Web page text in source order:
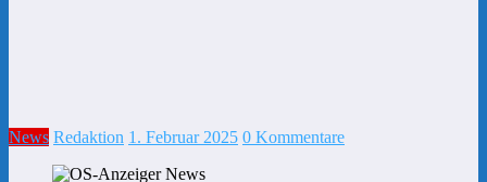
News Redaktion 1. Februar 2025 0 Kommentare